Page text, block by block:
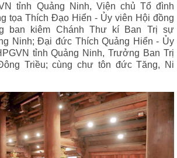
tỉnh Quảng Ninh, Viện chủ Tổ đình
tọa Thích Đạo Hiển - Ủy viên Hội đồng
ban kiêm Chánh Thư kí Ban Trị sự
Ninh; Đại đức Thích Quảng Hiển - Ủy
tỉnh Quảng Ninh, Trưởng Ban Trị
Triều; cùng chư tôn đức Tăng, Ni